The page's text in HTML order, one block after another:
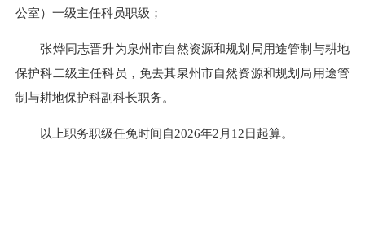
公室）一级主任科员职级；
张烨同志晋升为泉州市自然资源和规划局用途管制与耕地
保护科二级主任科员，免去其泉州市自然资源和规划局用途管
制与耕地保护科副科长职务。
以上职务职级任免时间自2026年2月12日起算。